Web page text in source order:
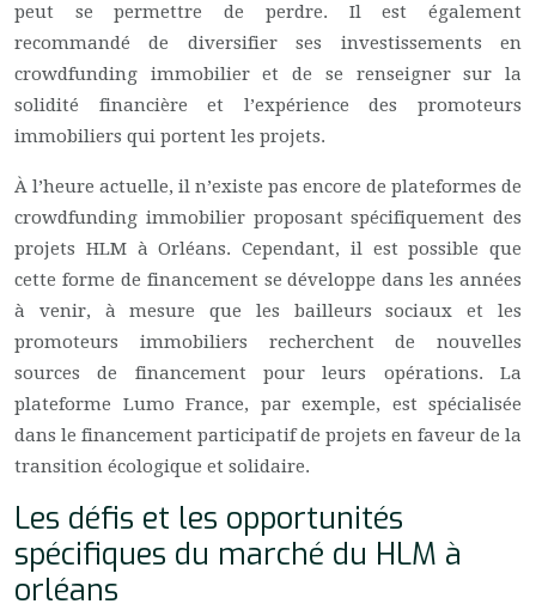
peut se permettre de perdre. Il est également
recommandé de diversifier ses investissements en
crowdfunding immobilier et de se renseigner sur la
solidité financière et l’expérience des promoteurs
immobiliers qui portent les projets.
À l’heure actuelle, il n’existe pas encore de plateformes de
crowdfunding immobilier proposant spécifiquement des
projets HLM à Orléans. Cependant, il est possible que
cette forme de financement se développe dans les années
à venir, à mesure que les bailleurs sociaux et les
promoteurs immobiliers recherchent de nouvelles
sources de financement pour leurs opérations. La
plateforme Lumo France, par exemple, est spécialisée
dans le financement participatif de projets en faveur de la
transition écologique et solidaire.
Les défis et les opportunités
spécifiques du marché du HLM à
orléans